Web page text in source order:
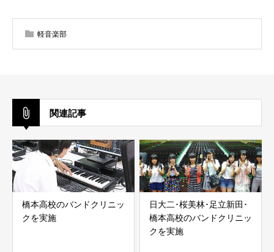
軽音楽部
関連記事
橋本高校のバンドクリニッ
クを実施
日大二･桜美林･足立新田･
橋本高校のバンドクリニッ
クを実施